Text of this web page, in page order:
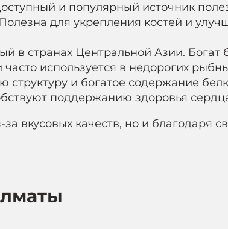
и популярный источник
для укрепления костей и
в странах Центральной Азии. Богат
используется в недорогих
структуру и богатое содержание
поддержанию здоровья
вкусовых качеств, но и благодаря